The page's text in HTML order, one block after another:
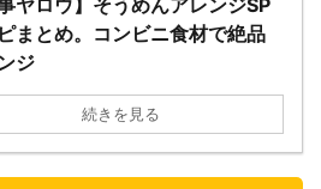
事ヤロウ】そうめんアレンジSP
まとめ。コンビニ食材で絶品
ジ
続きを見る